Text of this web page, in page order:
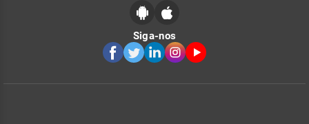
Siga-nos